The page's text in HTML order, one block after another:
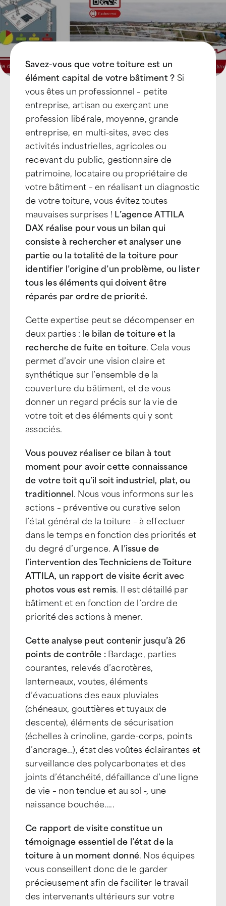
Savez-vous que votre toiture est un
élément capital de votre bâtiment ?Si
vous êtes un professionnel – petite
entreprise, artisan ou exerçant une
profession libérale, moyenne, grande
entreprise, en multi-sites, avec des
activités industrielles, agricoles ou
recevant du public, gestionnaire de
patrimoine, locataire ou propriétaire de
votre bâtiment – en réalisant un diagnostic
de votre toiture, vous évitez toutes
mauvaises surprises ! L’agence ATTILA
DAX réalise pour vous un bilan qui
consiste à rechercher et analyser une
partie ou la totalité de la toiture pour
identifier l’origine d’un problème, ou lister
tous les éléments qui doivent être
réparés par ordre de priorité.
Cette expertise peut se décompenser en
deux parties : le bilan de toiture et la
recherche de fuite en toiture. Cela vous
permet d’avoir une vision claire et
synthétique sur l’ensemble de la
couverture du bâtiment, et de vous
donner un regard précis sur la vie de
votre toit et des éléments qui y sont
associés.
Vous pouvez réaliser ce bilan à tout
moment pour avoir cette connaissance
de votre toit qu’il soit industriel, plat, ou
traditionnel. Nous vous informons sur les
actions – préventive ou curative selon
l’état général de la toiture – à effectuer
dans le temps en fonction des priorités et
du degré d’urgence. A l’issue de
l’intervention des Techniciens de Toiture
ATTILA, un rapport de visite écrit avec
photos vous est remis. Il est détaillé par
bâtiment et en fonction de l’ordre de
priorité des actions à mener.
Cette analyse peut contenir jusqu’à 26
points de contrôle :Bardage, parties
courantes, relevés d’acrotères,
lanterneaux, voutes, éléments
d’évacuations des eaux pluviales
(chéneaux, gouttières et tuyaux de
descente), éléments de sécurisation
(échelles à crinoline, garde-corps, points
d’ancrage…), état des voûtes éclairantes et
surveillance des polycarbonates et des
joints d’étanchéité, défaillance d’une ligne
de vie – non tendue et au sol -, une
naissance bouchée…..
Ce rapport de visite constitue un
témoignage essentiel de l’état de la
toiture à un moment donné. Nos équipes
vous conseillent donc de le garder
précieusement afin de faciliter le travail
des intervenants ultérieurs sur votre